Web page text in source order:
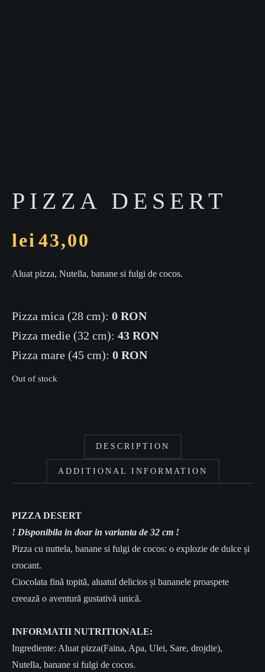
PIZZA DESERT
lei 43,00
Aluat pizza, Nutella, banane si fulgi de cocos.
Pizza mica (28 cm): 0 RON
Pizza medie (32 cm): 43 RON
Pizza mare (45 cm): 0 RON
Out of stock
DESCRIPTION
ADDITIONAL INFORMATION
PIZZA DESERT
! Disponibila in doar in varianta de 32 cm !
Pizza cu nuttela, banane si fulgi de cocos: o explozie de dulce și
crocant.
Ciocolata fină topită, aluatul delicios și bananele proaspete
creează o aventură gustativă unică.
INFORMATII NUTRITIONALE:
Ingrediente: Aluat pizza(Faina, Apa, Ulei, Sare, drojdie),
Nutella, banane si fulgi de cocos.